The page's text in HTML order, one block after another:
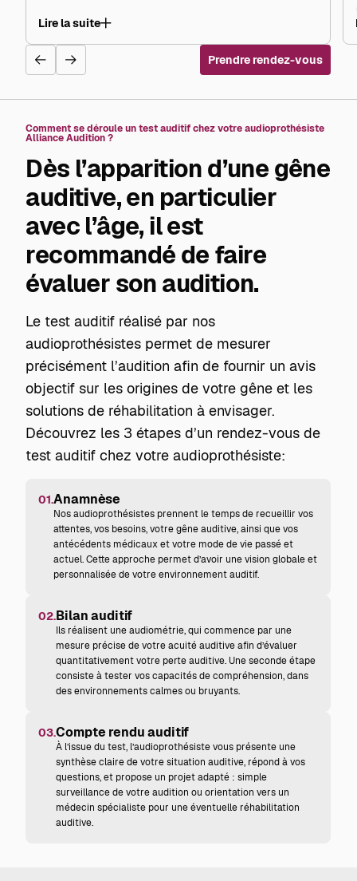
Lire la suite
Prendre rendez-vous
Comment se déroule un test auditif chez votre audioprothésiste
Alliance Audition ?
Dès l’apparition d’une gêne
auditive, en particulier
avec l’âge, il est
recommandé de faire
évaluer son audition.
Le test auditif réalisé par nos
audioprothésistes permet de mesurer
précisément l’audition afin de fournir un avis
objectif sur les origines de votre gêne et les
solutions de réhabilitation à envisager.
Découvrez les 3 étapes d’un rendez-vous de
test auditif chez votre audioprothésiste:
01.Anamnèse
Nos audioprothésistes prennent le temps de recueillir vos
attentes, vos besoins, votre gêne auditive, ainsi que vos
antécédents médicaux et votre mode de vie passé et
actuel. Cette approche permet d’avoir une vision globale et
personnalisée de votre environnement auditif.
02.Bilan auditif
Ils réalisent une audiométrie, qui commence par une
mesure précise de votre acuité auditive afin d’évaluer
quantitativement votre perte auditive. Une seconde étape
consiste à tester vos capacités de compréhension, dans
des environnements calmes ou bruyants.
03.Compte rendu auditif
À l’issue du test, l’audioprothésiste vous présente une
synthèse claire de votre situation auditive, répond à vos
questions, et propose un projet adapté : simple
surveillance de votre audition ou orientation vers un
médecin spécialiste pour une éventuelle réhabilitation
auditive.